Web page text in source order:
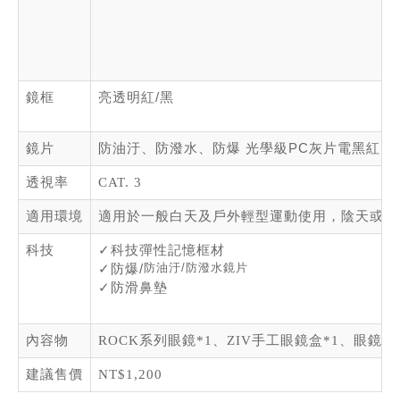
鏡框 亮透明紅/黑
鏡片 防油汙、防潑水、防爆 光學級 PC灰片電黑紅多
透視率 CAT. 3
適用環境 適用於一般白天及戶外輕型運動使用，陰天或
科技 ✓ 科技彈性記憶框材
✓ 防爆/ 防油汙/防潑水鏡片
✓ 防滑鼻墊
內容物 ROCK系列眼鏡*1、ZIV手工眼鏡盒*1、眼鏡
建議售價 NT$1,200